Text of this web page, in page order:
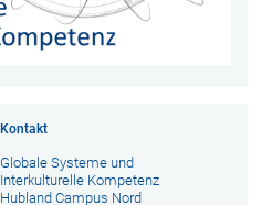
Kontakt
Globale Systeme und
Interkulturelle Kompetenz
Hubland Campus Nord